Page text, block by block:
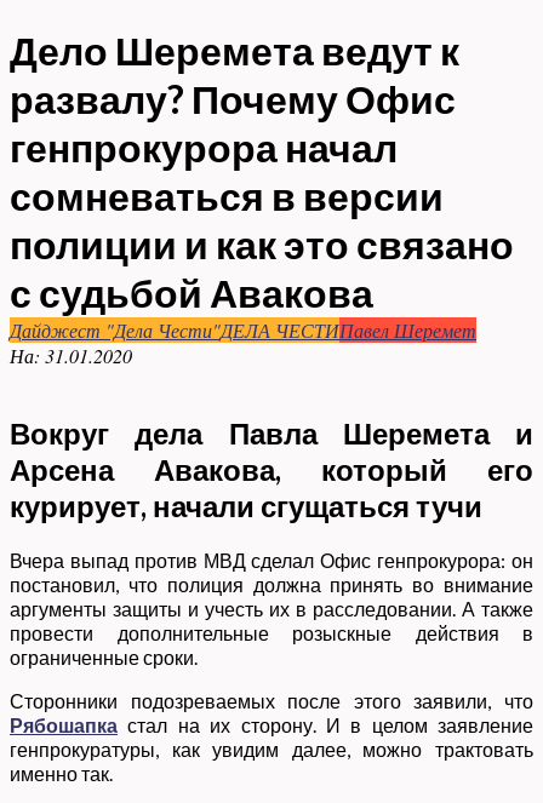
Дело Шеремета ведут к
развалу? Почему Офис
генпрокурора начал
сомневаться в версии
полиции и как это связано
с судьбой Авакова
Дайджест "Дела Чести"ДЕЛА ЧЕСТИПавел Шеремет
На: 31.01.2020
Вокруг дела Павла Шеремета и
Арсена Авакова, который его
курирует, начали сгущаться тучи
Вчера выпад против МВД сделал Офис генпрокурора: он
постановил, что полиция должна принять во внимание
аргументы защиты и учесть их в расследовании. А также
провести дополнительные розыскные действия в
ограниченные сроки.
Сторонники подозреваемых после этого заявили, что
Рябошапка стал на их сторону. И в целом заявление
генпрокуратуры, как увидим далее, можно трактовать
именно так.